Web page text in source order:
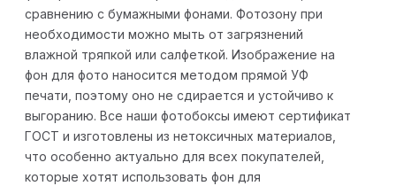
сравнению с бумажными фонами. Фотозону при
необходимости можно мыть от загрязнений
влажной тряпкой или салфеткой. Изображение на
фон для фото наносится методом прямой УФ
печати, поэтому оно не сдирается и устойчиво к
выгоранию. Все наши фотобоксы имеют сертификат
ГОСТ и изготовлены из нетоксичных материалов,
что особенно актуально для всех покупателей,
которые хотят использовать фон для